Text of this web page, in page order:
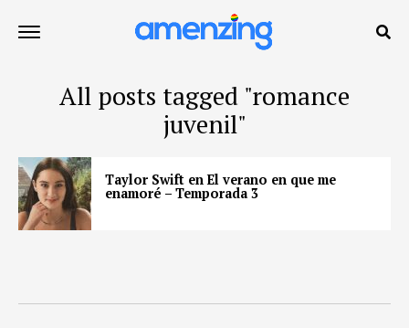
All posts tagged "romance
juvenil"
Taylor Swift en El verano en que me
enamoré – Temporada 3